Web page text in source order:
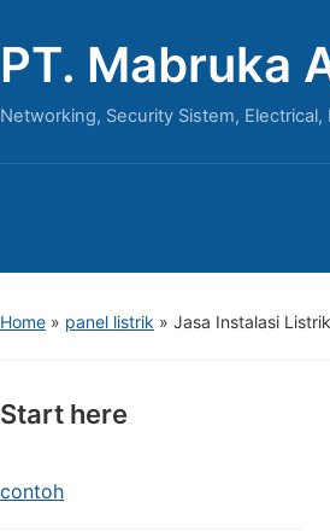
PT. Mabruka
Networking, Security Sistem,
Home » panel listrik » Jasa Instalasi
Start here
contoh